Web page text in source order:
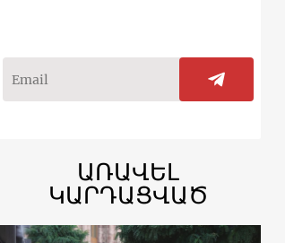
ԱՌԱՎԵԼ
ԿԱՐԴԱՑՎԱԾ